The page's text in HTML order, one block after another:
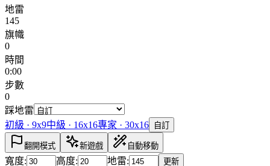
地雷
145
旗幟
0
時間
0:00
步數
0
踩地雷
初級 · 9x9中級 · 16x16專家 · 30x16 自訂
翻開模式 新遊戲 自動移動
寬度: 高度: 地雷: 更新